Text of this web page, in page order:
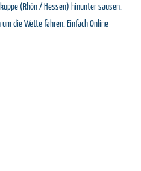
(Rhön / Hessen) hinunter sausen.
die Wette fahren. Einfach Online-